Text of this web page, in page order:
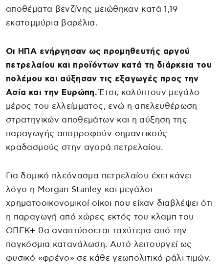
αποθέματα βενζίνης μειώθηκαν κατά 1,19
εκατομμύρια βαρέλια.
Οι ΗΠΑ ενήργησαν ως προμηθευτής αργού
πετρελαίου και προϊόντων κατά τη διάρκεια του
πολέμου και αύξησαν τις εξαγωγές προς την
Ασία και την Ευρώπη.Έτσι, καλύπτουν μεγάλο
μέρος του ελλείμματος, ενώ η απελευθέρωση
στρατηγικών αποθεμάτων και η αύξηση της
παραγωγής απορροφούν σημαντικούς
κραδασμούς στην αγορά πετρελαίου.
Για δομικό πλεόνασμα πετρελαίου έχει κάνει
λόγο η Μorgan Stanley και μεγάλοι
χρηματοοικονομικοί οίκοι που είχαν διαβλέψει ότι
η παραγωγή από χώρες εκτός του κλαμπ του
OΠΕΚ+ θα αναπτύσσεται ταχύτερα από την
παγκόσμια κατανάλωση. Αυτό λειτουργεί ως
φυσικό «φρένο» σε κάθε γεωπολιτικό ράλι τιμών.